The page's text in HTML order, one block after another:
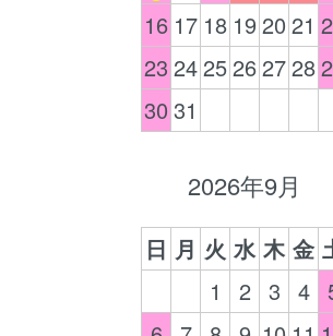
16 17 18 19 20 21
23 24 25 26 27 28
30 31
2026年9月
日 月 火 水 木 金
1
2 3 4